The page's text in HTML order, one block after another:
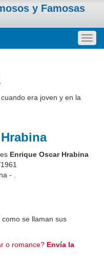
y Famosas
era joven y en la
Enrique Oscar Hrabina
- .
se llaman sus
o romance? Envía la